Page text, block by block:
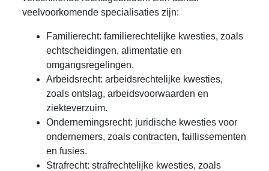
veelvoorkomende specialisaties zijn:
Familierecht: familierechtelijke kwesties, zoals
echtscheidingen, alimentatie en
omgangsregelingen.
Arbeidsrecht: arbeidsrechtelijke kwesties,
zoals ontslag, arbeidsvoorwaarden en
ziekteverzuim.
Ondernemingsrecht: juridische kwesties voor
ondernemers, zoals contracten, faillissementen
en fusies.
Strafrecht: strafrechtelijke kwesties, zoals